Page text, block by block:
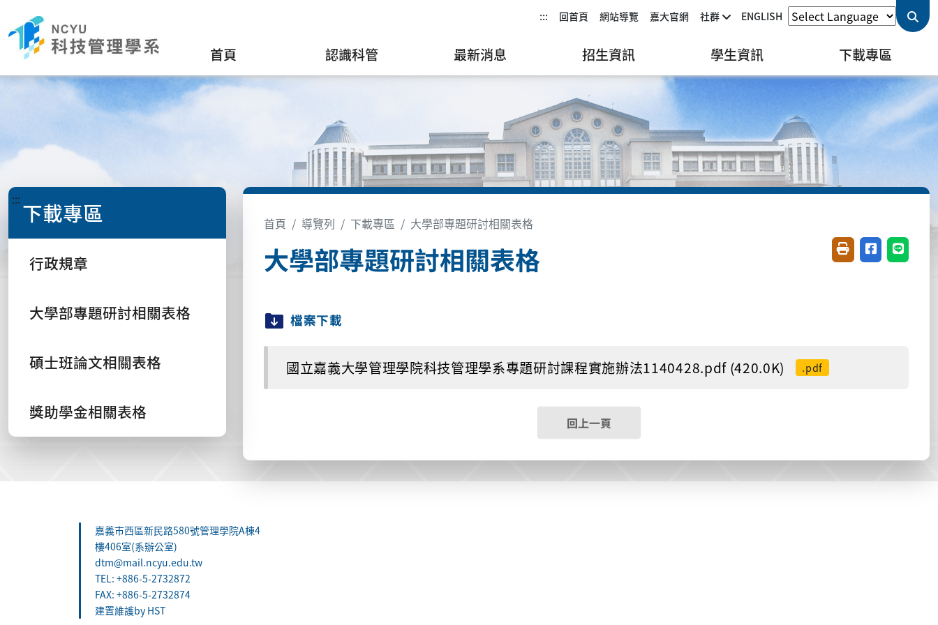
::: 回首頁 網站導覽 嘉大官網 社群 ENGLISH
首頁 認識科管 最新消息 招生資訊 學生資訊 下載專區
::: 下載專區
行政規章
大學部專題研討相關表格
碩士班論文相關表格
獎助學金相關表格
首頁 導覽列 下載專區 大學部專題研討相關表格
大學部專題研討相關表格 友善列印(開新視窗)
分享至臉書(
分享至
檔案下載
國立嘉義大學管理學院科技管理學系專題研討課程實施辦法1140428.pdf (420.0K) .pdf
回上一頁
嘉義市西區新民路580號管理學院A棟4
樓406室(系辦公室)
dtm@mail.ncyu.edu.tw
TEL: +886-5-2732872
FAX: +886-5-2732874
建置維護by HST